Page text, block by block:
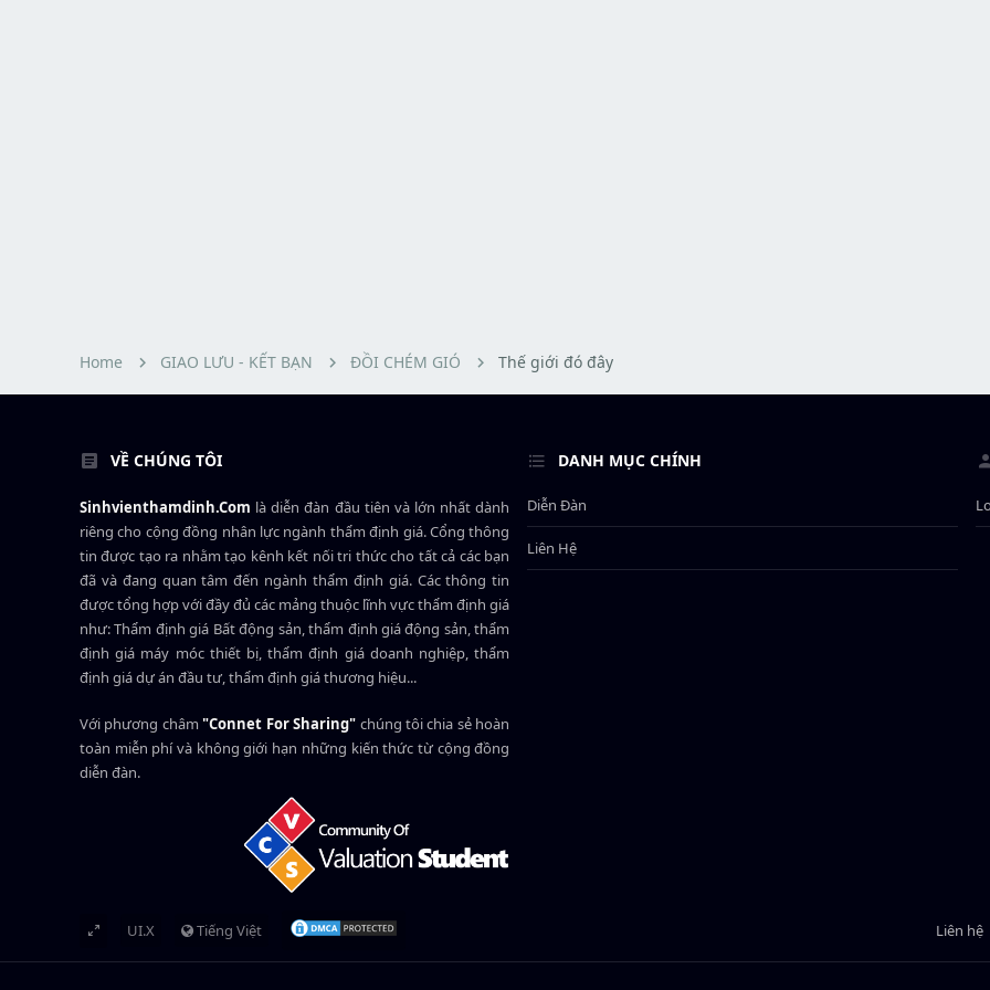
Home GIAO LƯU - KẾT BẠN ĐỒI CHÉM GIÓ Thế giới đó đây
VỀ CHÚNG TÔI
Sinhvienthamdinh.Com là diễn đàn đầu tiên và lớn nhất dành
riêng cho cộng đồng nhân lực ngành thẩm định giá. Cổng thông
tin được tạo ra nhằm tạo kênh kết nối tri thức cho tất cả các bạn
đã và đang quan tâm đến ngành thẩm định giá. Các thông tin
được tổng hợp với đầy đủ các mảng thuộc lĩnh vực thẩm định giá
như: Thẩm định giá Bất động sản, thẩm định giá động sản, thẩm
định giá máy móc thiết bị, thẩm định giá doanh nghiệp, thẩm
định giá dự án đầu tư, thẩm định giá thương hiệu...
Với phương châm"Connet For Sharing" chúng tôi chia sẻ hoàn
toàn miễn phí và không giới hạn những kiến thức từ cộng đồng
diễn đàn.
DANH MỤC CHÍNH
Diễn Đàn
Liên Hệ
UI.X Tiếng Việt Liên hệ